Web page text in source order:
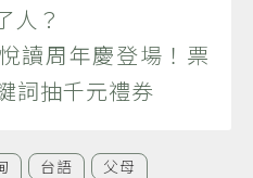
人？
讀周年慶登場！票
詞抽千元禮券
台語 父母